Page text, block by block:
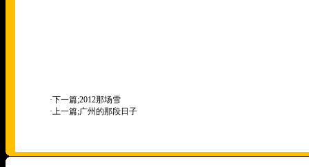
·下一篇;2012那场雪
·上一篇;广州的那段日子